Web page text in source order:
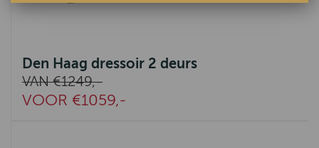
Den Haag dressoir 2 deurs
VAN €1249,-
VOOR €1059,-